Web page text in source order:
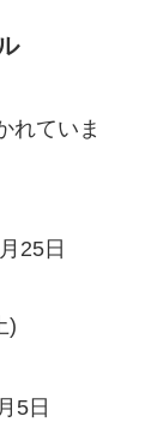
れていま
25日
)
5日